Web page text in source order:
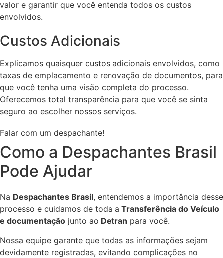
valor e garantir que você entenda todos os custos
envolvidos.
Custos Adicionais
Explicamos quaisquer custos adicionais envolvidos, como
taxas de emplacamento e renovação de documentos, para
que você tenha uma visão completa do processo.
Oferecemos total transparência para que você se sinta
seguro ao escolher nossos serviços.
Falar com um despachante!
Como a Despachantes Brasil
Pode Ajudar
Na Despachantes Brasil, entendemos a importância desse
processo e cuidamos de toda a Transferência do Veículo
e documentação junto ao Detran para você.
Nossa equipe garante que todas as informações sejam
devidamente registradas, evitando complicações no